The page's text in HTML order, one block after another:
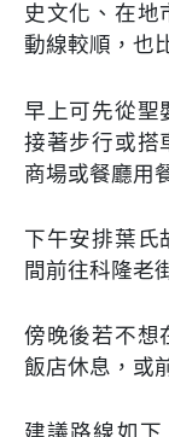
史文化、在地
動線較順，也
早上可先從聖
接著步行或搭
商場或餐廳用
下午安排葉氏
間前往科隆老
傍晚後若不想
飯店休息，或
建議路線如